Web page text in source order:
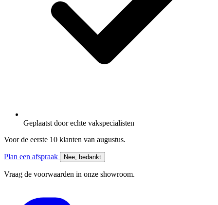
Geplaatst doorechte vakspecialisten
Voor de eerste 10 klanten van augustus.
Plan een afspraak Nee, bedankt
Vraag de voorwaarden in onze showroom.